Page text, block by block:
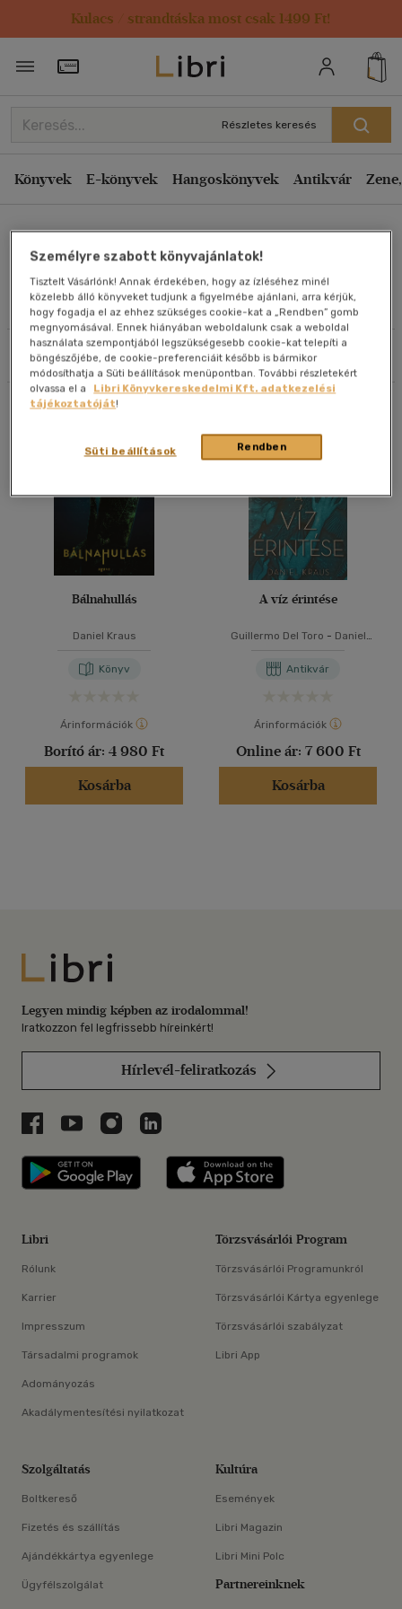
Kulacs / strandtáska most csak 1499 Ft!
Törzsvásárlói Kártya adatai
Részletes keresés
Könyvek E-könyvek Hangoskönyvek Antikvár
Daniel Kraus
Művei
Szűrés Rendezés
Rendezés
Kiadás éve szerint csökkenő
Ár szerint csökkenő
Eladott darabszám szerint csökkenő
Eladott darabszám szerint növekvő
Cím szerint A-Z
Szerző szerint A-Z
Megjelenítés
20 db / oldal
Alkalmaz
Bálnahullás
Daniel Kraus
Könyv
Árinformációk
Borító ár: 4 980 Ft
Kosárba
A víz érintése
Guillermo Del Toro - Daniel
Antikvár
Árinformációk
Online ár: 7 600 Ft
Kosárba
Libri
Legyen mindig képben az irodalommal!
Iratkozzon fel legfrissebb híreinkért!
Hírlevél-feliratkozás
Libri a Facebookon
Libri a Youtube-on
Libri az Instagramon
Libri a LinkedInen
Libri applikáció Szerezd meg: Google
Libri
Rólunk
Karrier
Impresszum
Társadalmi programok
Adományozás
Akadálymentesítési nyilatkozat
Törzsvásárlói Program
Törzsvásárlói Programunkról
Törzsvásárlói Kártya egyenlege
Törzsvásárlói szabályzat
Libri App
Szolgáltatás
Boltkereső
Fizetés és szállítás
Ajándékkártya egyenlege
Ügyfélszolgálat
Kultúra
Események
Libri Magazin
Libri Mini Polc
Partnereinknek
Személyre szabott könyvajánlatok!
Tisztelt Vásárlónk! Annak érdekében, hogy az ízléséhez minél
közelebb álló könyveket tudjunk a figyelmébe ajánlani, arra kérjük,
hogy fogadja el az ehhez szükséges cookie-kat a „Rendben” gomb
megnyomásával. Ennek hiányában weboldalunk csak a weboldal
használata szempontjából legszükségesebb cookie-kat telepíti a
böngészőjébe, de cookie-preferenciáit később is bármikor
módosíthatja a Süti beállítások menüpontban. További részletekért
olvassa el a
Libri Könyvkereskedelmi Kft. adatkezelési
tájékoztatóját!
Rendben
Süti beállítások